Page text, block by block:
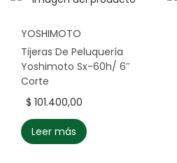
YOSHIMOTO
Tijeras De Peluquería
Yoshimoto Sx-60h/ 6″
Corte
$ 101.400,00
Leer más